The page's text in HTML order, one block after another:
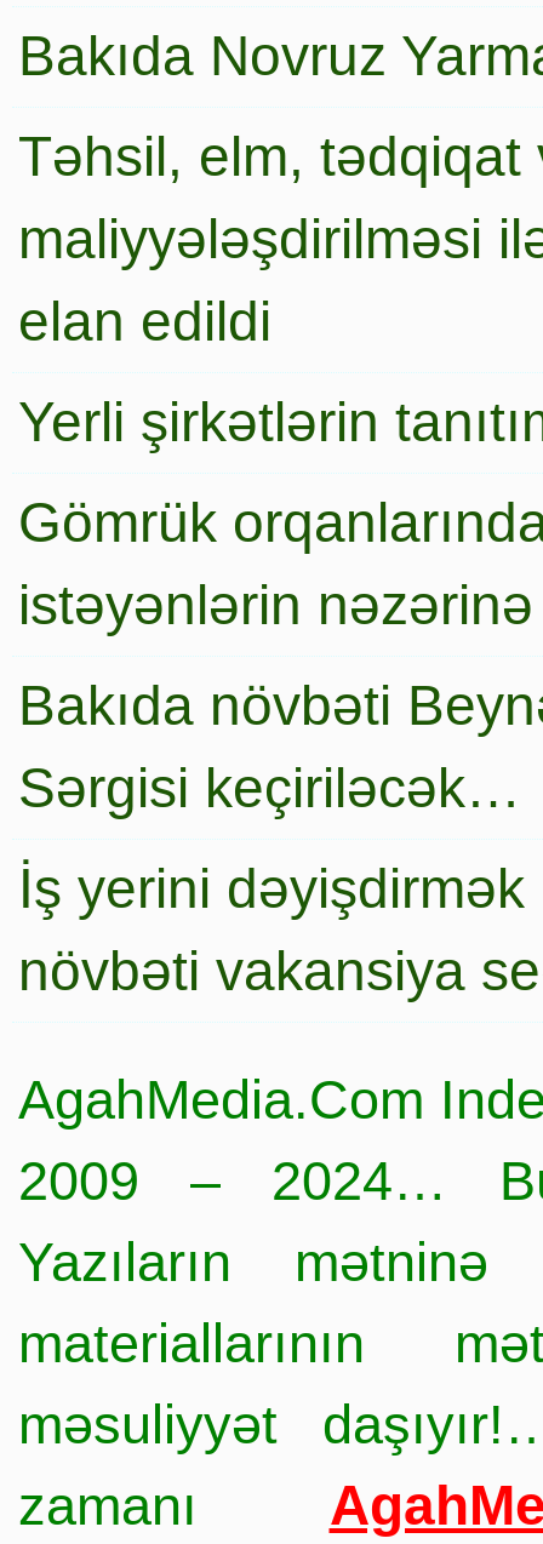
Bakıda Novruz
Təhsil, elm,
maliyyələşdirilməsi
elan edildi
Yerli şirkətlərin
Gömrük
istəyənlərin nəzərinə
Bakıda növbəti
Sərgisi keçiriləcək…
İş yerini
növbəti vakansiya
AgahMedia.Com
2009 – 2024…
Yazıların
materiallarının
məsuliyyət
zamanı